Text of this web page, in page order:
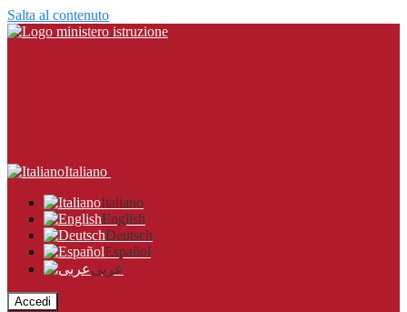
Salta al contenuto
Italiano
Italiano
English
Deutsch
Español
عربى
Accedi